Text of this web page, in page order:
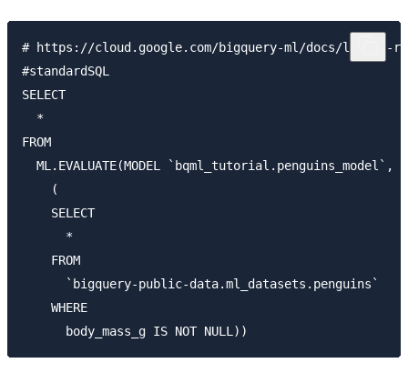
# https://cloud.google.com/bigquery-ml/docs/linear-
#standardSQL
SELECT
  *
FROM
  ML.EVALUATE(MODEL `bqml_tutorial.penguins_model`,
    (
    SELECT
      *
    FROM
      `bigquery-public-data.ml_datasets.penguins`
    WHERE